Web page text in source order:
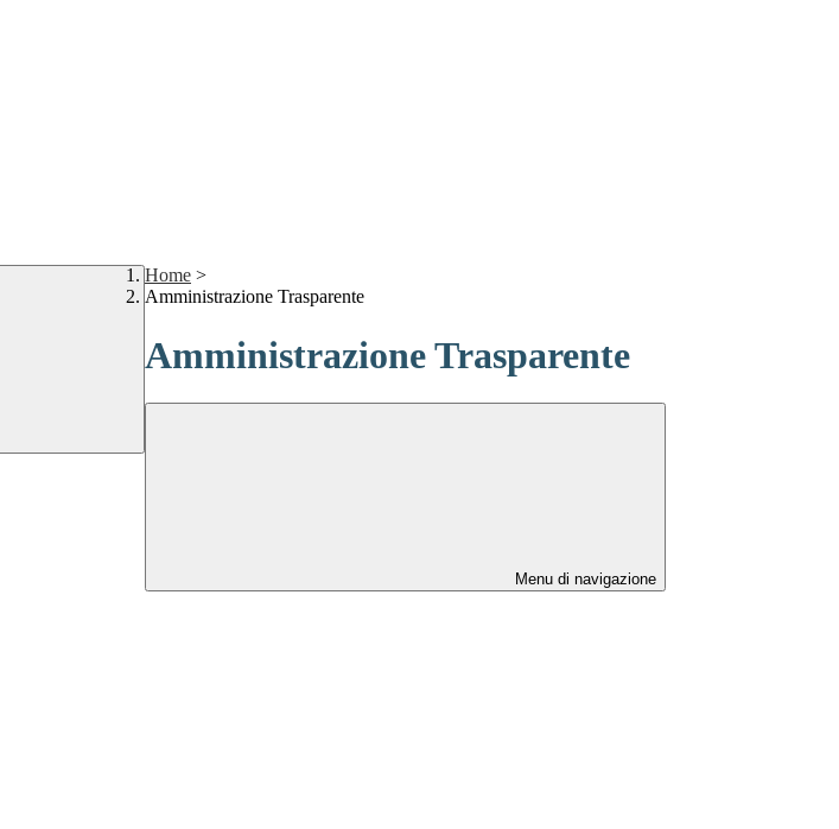
Home >
Amministrazione Trasparente
Amministrazione Trasparente
Menu di navigazione